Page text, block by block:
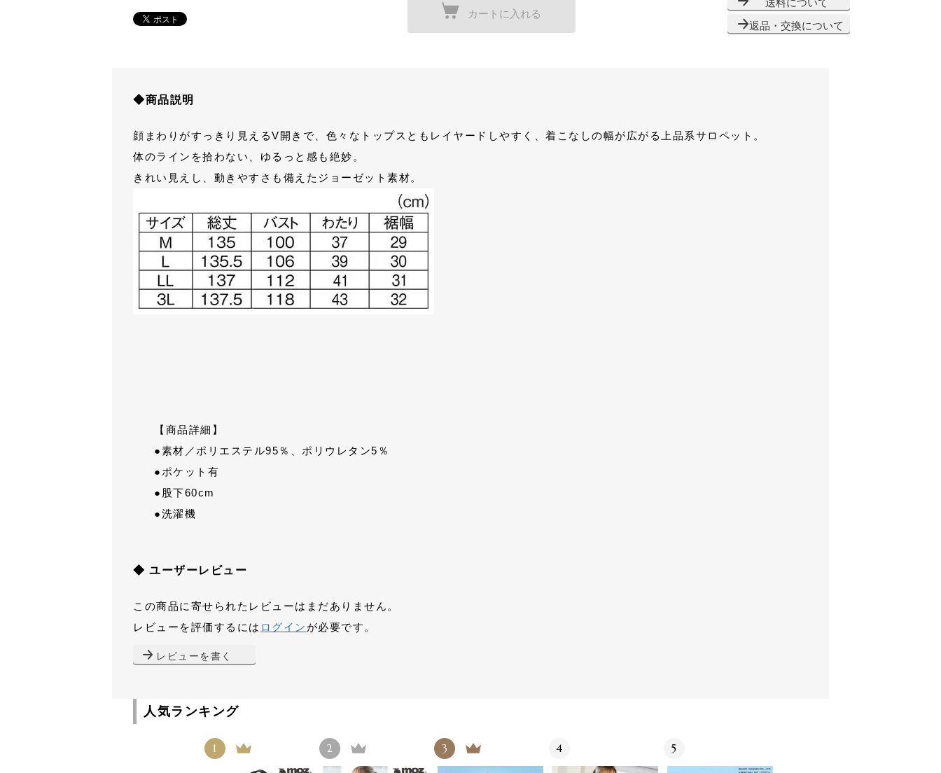
カートに入れる
送料について
返品・交換について
◆商品説明
顔まわりがすっきり見えるV開きで、色々なトップスともレイヤードしやすく、着こなしの幅が広がる上品系サロペット。
体のラインを拾わない、ゆるっと感も絶妙。
きれい見えし、動きやすさも備えたジョーゼット素材。
【商品詳細】
●素材／ポリエステル95％、ポリウレタン5％
●ポケット有
●股下60cm
●洗濯機
◆ ユーザーレビュー
この商品に寄せられたレビューはまだありません。
レビューを評価するには ログイン が必要です。
レビューを書く
人気ランキング
1 2 3 4 5